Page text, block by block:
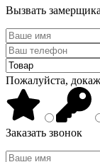
Вызвать замерщика
Пожалуйста,
Заказать звонок